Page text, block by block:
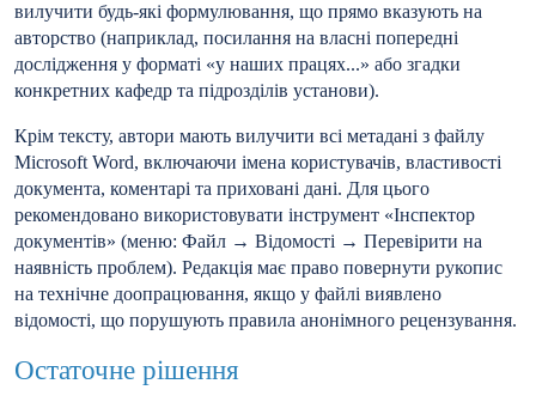
вилучити будь-які формулювання, що прямо вказують на
авторство (наприклад, посилання на власні попередні
дослідження у форматі «у наших працях...» або згадки
конкретних кафедр та підрозділів установи).
Крім тексту, автори мають вилучити всі метадані з файлу
Microsoft Word, включаючи імена користувачів, властивості
документа, коментарі та приховані дані. Для цього
рекомендовано використовувати інструмент «Інспектор
документів» (меню: Файл → Відомості → Перевірити на
наявність проблем). Редакція має право повернути рукопис
на технічне доопрацювання, якщо у файлі виявлено
відомості, що порушують правила анонімного рецензування.
Остаточне рішення